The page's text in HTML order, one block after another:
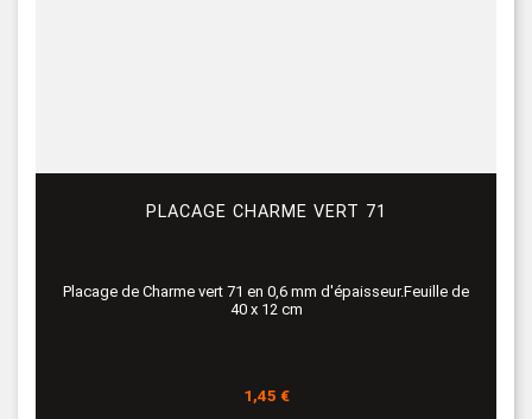
PLACAGE CHARME VERT 71
Placage de Charme vert 71 en 0,6 mm d'épaisseur.Feuille de
40 x 12 cm
Prix
1,45 €